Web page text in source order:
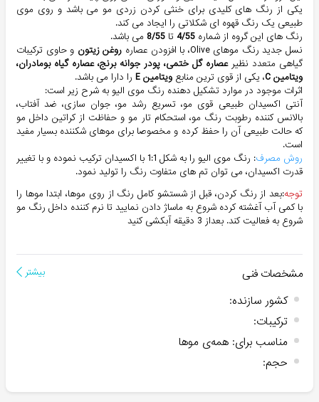
یکی از رنگ های کلیدی برای خنثی کردن زردی مو می باشد و روی موی
طبیعی یک رنگ قهوه ای شکلاتی را ایجاد می کند.
رنگ های این گروه از شماره 4/55 تا 8/55 می باشد.
نسل جدید رنگ موهای Olive، با افزودن عصاره
روغن زیتون و حاوی ترکیبات
گیاهی متعدد نظیرعصاره گل ختمی، پودر جوانه برنج، عصاره گیاه بومادران،
ویتامین C، یکی از قوی ترین منابع ویتامین E
را دارا می باشد.
اثرات موجود در موارد تشکیل دهنده رنگ موی الیو به شرح زیر است:
آنتی اکسیدان طبیعی قوی مو، تسریع رشد مو، جوان سازی، ضد آفتاب،
بالانس کننده رطوبت رنگ مو، استحکام تار مو و حفاظت از کراتین داخل مو
که حالت طبیعی آن را حفظ کرده و مخصوصا برای موهای شکننده بسیار مفید
است.
روش مصرف
: رنگ موی الیو را به شکل 1:1 با اکسیدان ترکیب نموده و با تغییر
قدرت اکسیدان، می توان تم های متفاوت رنگ را تولید نمود.
توجه:بعد از رنگ کردن، قبل از شستشو کامل رنگ از روی موها، ابتدا موها را
با کمی آب آغشته کرده شروع به ماساژ دادن نمایید تا نرم کننده داخل رنگ مو
شروع به فعالیت کند. بعداز 3 دقیقه آبکشی کنید
مشخصات فنی بیشتر
کشور سازنده:
ترکیبات:
مناسب برای: همه‌ی موها
حجم: